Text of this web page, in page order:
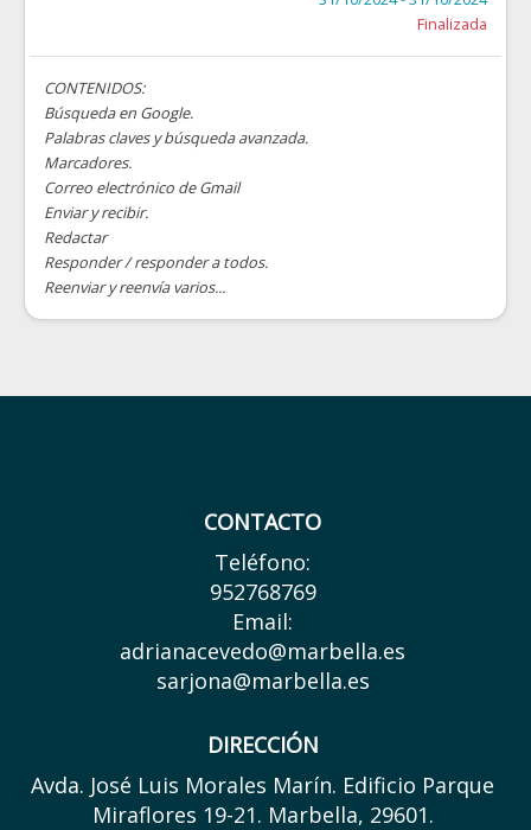
Finalizada
CONTENIDOS:
Búsqueda en Google.
Palabras claves y búsqueda avanzada.
Marcadores.
Correo electrónico de Gmail
Enviar y recibir.
Redactar
Responder / responder a todos.
Reenviar y reenvía varios...
CONTACTO
Teléfono:
952768769
Email:
adrianacevedo@marbella.es
sarjona@marbella.es
DIRECCIÓN
Avda. José Luis Morales Marín. Edificio Parque
Miraflores 19-21. Marbella, 29601.